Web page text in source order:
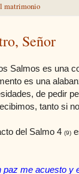
matrimonio
Señor
Salmos es una
es una
de pedir
tanto si
del Salmo 4 (9)
paz me acuesto y